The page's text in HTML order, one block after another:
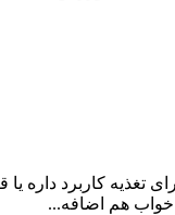
تغذیه کاربرد داره
هم اضافه...